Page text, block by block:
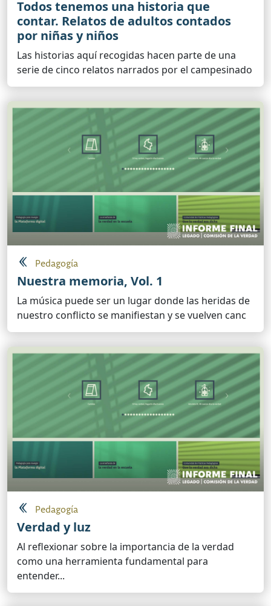
Todos tenemos una historia que
contar. Relatos de adultos contados
por niñas y niños
Las historias aquí recogidas hacen parte de una
serie de cinco relatos narrados por el campesinado
Pedagogía
Nuestra memoria, Vol. 1
La música puede ser un lugar donde las heridas de
nuestro conflicto se manifiestan y se vuelven canc
Pedagogía
Verdad y luz
Al reflexionar sobre la importancia de la verdad
como una herramienta fundamental para
entender...